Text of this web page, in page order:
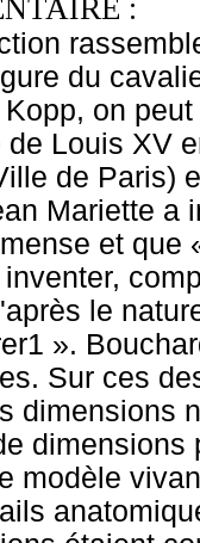
:
du
Kopp, on
de Louis XV
de Paris)
Mariette a
et que
le
».
Sur ces
dimensions
dimensions
modèle